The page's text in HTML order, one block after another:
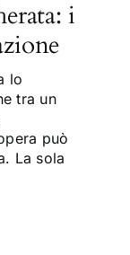
i
lo
tra un
può
La sola